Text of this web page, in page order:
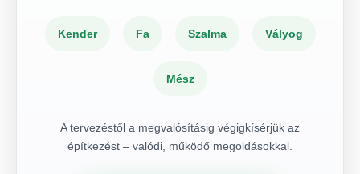
Kender Fa Szalma Vályog
Mész
A tervezéstől a megvalósításig végigkísérjük az
építkezést – valódi, működő megoldásokkal.